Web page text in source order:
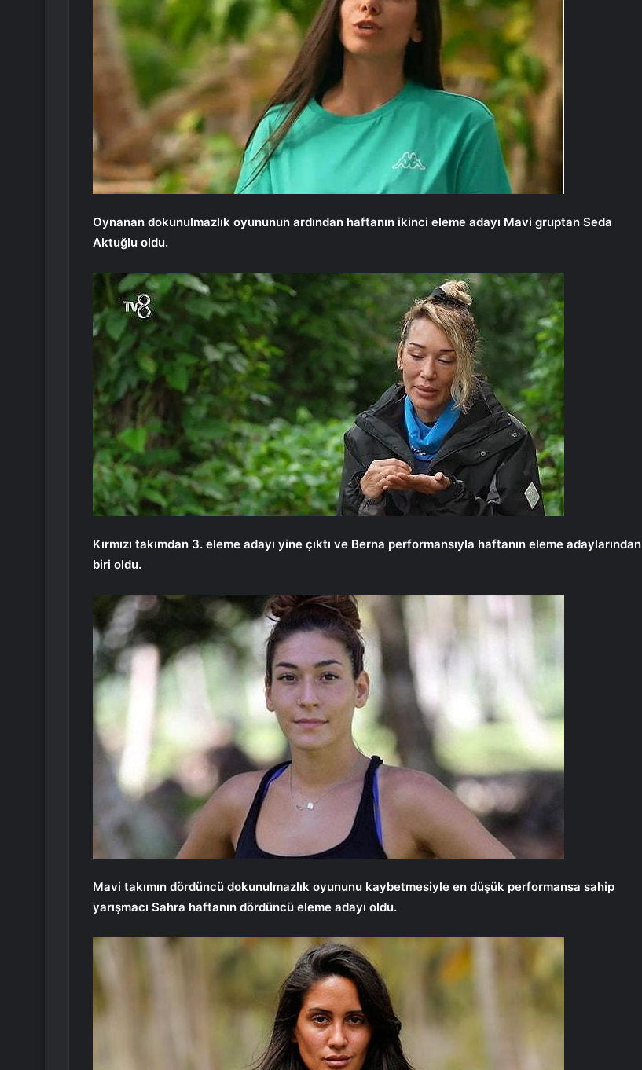
Oynanan dokunulmazlık oyununun ardından haftanın ikinci eleme adayı Mavi gruptan Seda
Aktuğlu oldu.
Kırmızı takımdan 3. eleme adayı yine çıktı ve Berna performansıyla haftanın eleme adaylarından
biri oldu.
Mavi takımın dördüncü dokunulmazlık oyununu kaybetmesiyle en düşük performansa sahip
yarışmacı Sahra haftanın dördüncü eleme adayı oldu.